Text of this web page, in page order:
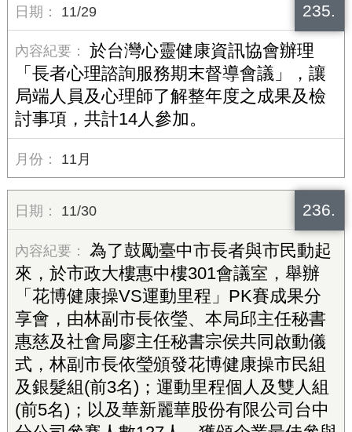
235.
11/29
於台灣心靈健康資訊協會辦理
「長者心理諮詢服務期末督導會議」，讓
局端人員及心理師了解整年度之成果及檢
討事項，共計14人參加。
11月
236.
11/30
為了鼓勵臺中市長者與市民動起
來，於市政大樓惠中樓301會議室，舉辦
「花博健康操VS運動里程」PK賽成果分
享會，由林副市長依瑩、本局邱主任秘書
惠慈及社會局廖主任秘書宗侯共同啟動儀
式，林副市長依瑩頒發花博健康操市民組
及銀髮組(前3名)；運動里程個人及雙人組
(前5名)；以及華新麗華股份有限公司台中